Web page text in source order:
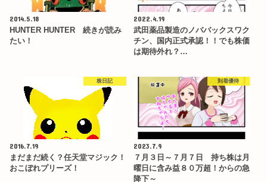
2014.5.18
HUNTER HUNTER 続きが読み
たい！
2022.4.19
武田薬品製造のノババックスワク
チン、国内正式承認！！でも株価
は期待外れ？…
株日記
2016.7.19
まだまだ続く？任天堂マジック！
おこぼれプリーズ！
到着優待
2023.7.9
７月３日～７月７日 持ち株は月
曜日に含み益８０万超！からの急
降下～